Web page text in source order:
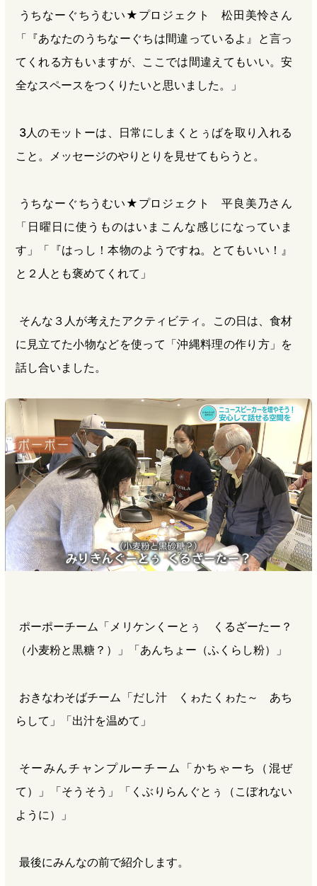
うちなーぐちうむい★プロジェクト 松田美怜さん
「『あなたのうちなーぐちは間違っているよ』と言っ
てくれる方もいますが、ここでは間違えてもいい。安
全なスペースをつくりたいと思いました。」
3人のモットーは、日常にしまくとぅばを取り入れる
こと。メッセージのやりとりを見せてもらうと。
うちなーぐちうむい★プロジェクト 平良美乃さん
「日曜日に使うものはいまこんな感じになっていま
す」「『はっし！本物のようですね。とてもいい！』
と２人とも褒めてくれて」
そんな３人が考えたアクティビティ。この日は、食材
に見立てた小物などを使って「沖縄料理の作り方」を
話し合いました。
ポーポーチーム「メリケンくーとぅ くるざーたー？
（小麦粉と黒糖？）」「あんちょー（ふくらし粉）」
おきなわそばチーム「だし汁 くゎたくゎた～ あち
らして」「出汁を温めて」
そーみんチャンプルーチーム「かちゃーち（混ぜ
て）」「そうそう」「くぶりらんぐとぅ（こぼれない
ように）」
最後にみんなの前で紹介します。